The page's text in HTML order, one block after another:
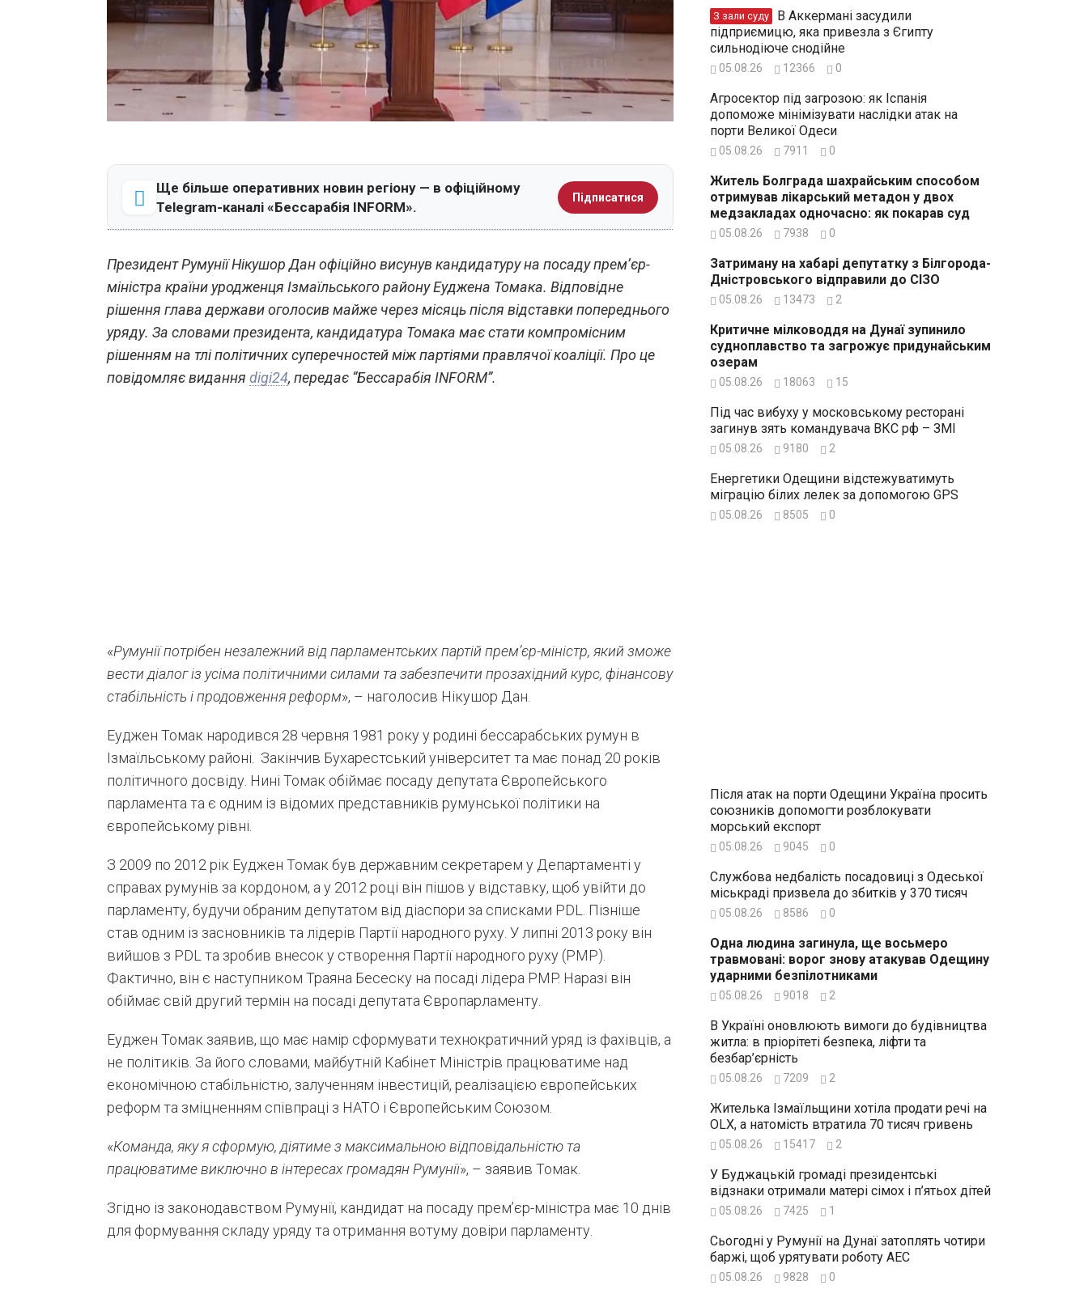
Ще більше оперативних новин регіону — в офіційному
Telegram-каналі «Бессарабія INFORM».
Підписатися
Президент Румунії Нікушор Дан офіційно висунув кандидатуру на посаду прем’єр-
міністра країни уродженця Ізмаїльського району Еуджена Томака. Відповідне
рішення глава держави оголосив майже через місяць після відставки попереднього
уряду. За словами президента, кандидатура Томака має стати компромісним
рішенням на тлі політичних суперечностей між партіями правлячої коаліції. Про це
повідомляє видання digi24, передає “Бессарабія INFORM”.
«Румунії потрібен незалежний від парламентських партій прем’єр-міністр, який зможе
вести діалог із усіма політичними силами та забезпечити прозахідний курс, фінансову
стабільність і продовження реформ», – наголосив Нікушор Дан.
Еуджен Томак народився 28 червня 1981 року у родині бессарабських румун в
Ізмаїльському районі. Закінчив Бухарестський університет та має понад 20 років
політичного досвіду. Нині Томак обіймає посаду депутата Європейського
парламента та є одним із відомих представників румунської політики на
європейському рівні.
З 2009 по 2012 рік Еуджен Томак був державним секретарем у Департаменті у
справах румунів за кордоном, а у 2012 році він пішов у відставку, щоб увійти до
парламенту, будучи обраним депутатом від діаспори за списками PDL. Пізніше
став одним із засновників та лідерів Партії народного руху. У липні 2013 року він
вийшов з PDL та зробив внесок у створення Партії народного руху (PMP).
Фактично, він є наступником Траяна Бесеску на посаді лідера PMP. Наразі він
обіймає свій другий термін на посаді депутата Європарламенту.
Еуджен Томак заявив, що має намір сформувати технократичний уряд із фахівців, а
не політиків. За його словами, майбутній Кабінет Міністрів працюватиме над
економічною стабільністю, залученням інвестицій, реалізацією європейських
реформ та зміцненням співпраці з НАТО і Європейським Союзом.
«Команда, яку я сформую, діятиме з максимальною відповідальністю та
працюватиме виключно в інтересах громадян Румунії», – заявив Томак.
Згідно із законодавством Румунії, кандидат на посаду прем’єр-міністра має 10 днів
для формування складу уряду та отримання вотуму довіри парламенту.
З зали суду
підприємицю, яка привезла з Єгипту
сильнодіюче снодійне
05.08.26 12366 0
Агросектор під загрозою: як Іспанія
допоможе мінімізувати наслідки атак на
порти Великої Одеси
05.08.26 7911 0
Житель Болграда шахрайським способом
отримував лікарський метадон у двох
медзакладах одночасно: як покарав суд
05.08.26 7938 0
Затриману на хабарі депутатку з Білгорода-
Дністровського відправили до СІЗО
05.08.26 13473 2
Критичне мілководдя на Дунаї зупинило
судноплавство та загрожує придунайським
озерам
05.08.26 18063 15
Під час вибуху у московському ресторані
загинув зять командувача ВКС рф – ЗМІ
05.08.26 9180 2
Енергетики Одещини відстежуватимуть
міграцію білих лелек за допомогою GPS
05.08.26 8505 0
Після атак на порти Одещини Україна просить
союзників допомогти розблокувати
морський експорт
05.08.26 9045 0
Службова недбалість посадовиці з Одеської
міськраді призвела до збитків у 370 тисяч
05.08.26 8586 0
Одна людина загинула, ще восьмеро
травмовані: ворог знову атакував Одещину
ударними безпілотниками
05.08.26 9018 2
В Україні оновлюють вимоги до будівництва
житла: в пріорітеті безпека, ліфти та
безбар’єрність
05.08.26 7209 2
Жителька Ізмаїльщини хотіла продати речі на
OLX, а натомість втратила 70 тисяч гривень
05.08.26 15417 2
У Буджацькій громаді президентські
відзнаки отримали матері сімох і п’ятьох дітей
05.08.26 7425 1
Сьогодні у Румунії на Дунаї затоплять чотири
баржі, щоб урятувати роботу АЕС
05.08.26 9828 0